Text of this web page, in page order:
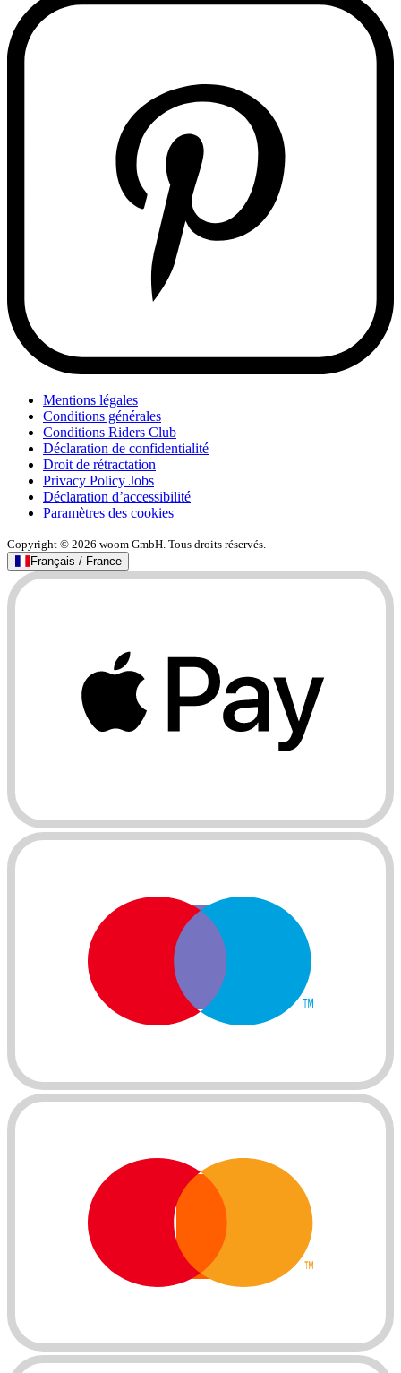
Mentions légales
Conditions générales
Conditions Riders Club
Déclaration de confidentialité
Droit de rétractation
Privacy Policy Jobs
Déclaration d’accessibilité
Paramètres des cookies
Copyright © 2026 woom GmbH. Tous droits réservés.
Français / France